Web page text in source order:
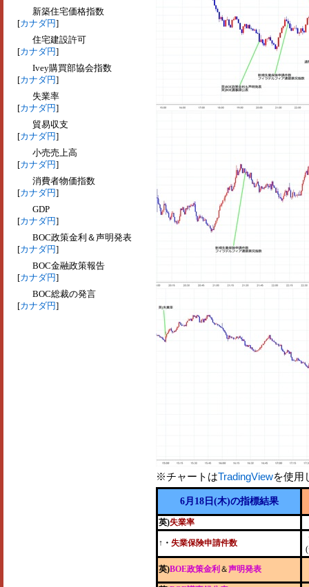
新築住宅価格指数
[カナダ円]
住宅建設許可
[カナダ円]
Ivey購買部協会指数
[カナダ円]
失業率
[カナダ円]
貿易収支
[カナダ円]
小売売上高
[カナダ円]
消費者物価指数
[カナダ円]
GDP
[カナダ円]
BOC政策金利＆声明発表
[カナダ円]
BOC金融政策報告
[カナダ円]
BOC総裁の発言
[カナダ円]
※チャートはTradingViewを使用
6月18日(木)の指標結果
英)失業率
↑・ 失業保険申請件数
英)BOE政策金利 ＆声明発表